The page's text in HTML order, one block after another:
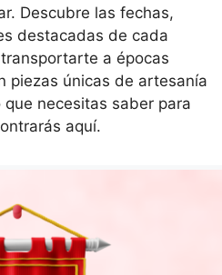
Descubre las fechas,
destacadas de cada
a épocas
piezas únicas de artesanía
necesitas saber para
aquí.